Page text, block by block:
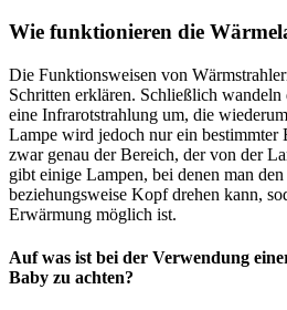
Wie funktionieren die
Die Funktionsweisen von
Schritten erklären. Schließlich
eine Infrarotstrahlung um, die
Lampe wird jedoch nur ein bestimmter
zwar genau der Bereich, der von der
gibt einige Lampen, bei denen man
beziehungsweise Kopf drehen kann,
Erwärmung möglich ist.
Auf was ist bei der Verwendung
Baby zu achten?